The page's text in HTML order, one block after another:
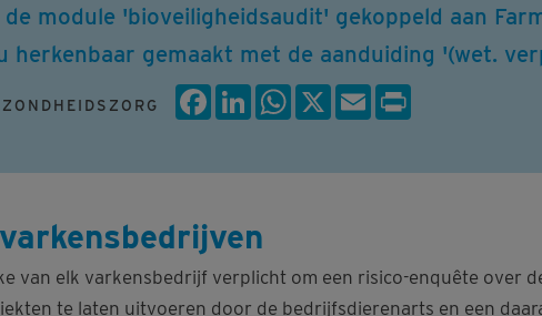
module 'bioveiligheidsaudit' gekoppeld aan
herkenbaar gemaakt met de aanduiding '(wet.
FacebookLinkedInWhatsApp
X Email
van elk varkensbedrijf verplicht om een risico-enquête over
te laten uitvoeren door de bedrijfsdierenarts en een